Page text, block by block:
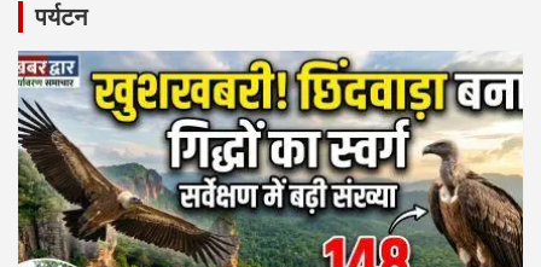
b
o
o
k
A
p
p
पर्यटन